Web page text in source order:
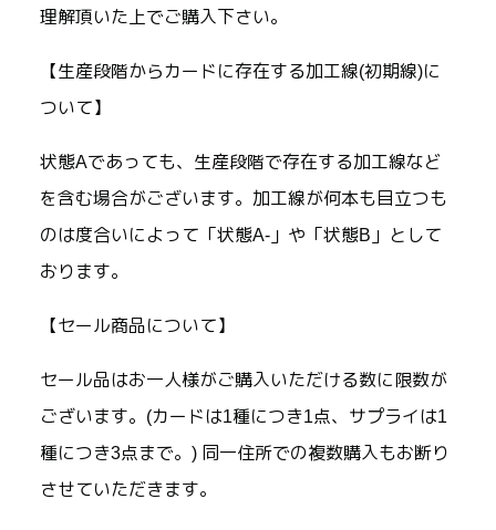
理解頂いた上でご購入下さい。
【生産段階からカードに存在する加工線(初期線)に
ついて】
状態Aであっても、生産段階で存在する加工線など
を含む場合がございます。加工線が何本も目立つも
のは度合いによって「状態A-」や「状態B」として
おります。
【セール商品について】
セール品はお一人様がご購入いただける数に限数が
ございます。(カードは1種につき1点、サプライは1
種につき3点まで。) 同一住所での複数購入もお断り
させていただきます。